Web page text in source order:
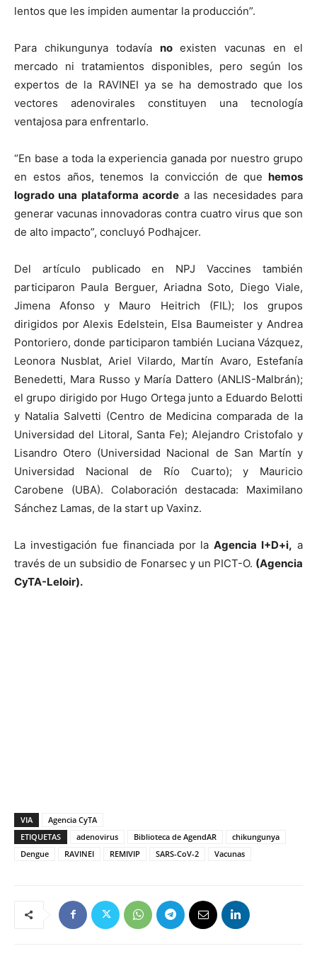
lentos que les impiden aumentar la producción”.
Para chikungunya todavía noexisten vacunas en el
mercado ni tratamientos disponibles, pero según los
expertos de la RAVINEI ya se ha demostrado que los
vectores adenovirales constituyen una tecnología
ventajosa para enfrentarlo.
“En base a toda la experiencia ganada por nuestro grupo
en estos años, tenemos la convicción de que hemos
logrado una plataforma acorde a las necesidades para
generar vacunas innovadoras contra cuatro virus que son
de alto impacto”, concluyó Podhajcer.
Del artículo publicado en NPJ Vaccines también
participaron Paula Berguer, Ariadna Soto, Diego Viale,
Jimena Afonso y Mauro Heitrich (FIL); los grupos
dirigidos por Alexis Edelstein, Elsa Baumeister y Andrea
Pontoriero, donde participaron también Luciana Vázquez,
Leonora Nusblat, Ariel Vilardo, Martín Avaro, Estefanía
Benedetti, Mara Russo y María Dattero (ANLIS-Malbrán);
el grupo dirigido por Hugo Ortega junto a Eduardo Belotti
y Natalia Salvetti (Centro de Medicina comparada de la
Universidad del Litoral, Santa Fe); Alejandro Cristofalo y
Lisandro Otero (Universidad Nacional de San Martín y
Universidad Nacional de Río Cuarto); y Mauricio
Carobene (UBA). Colaboración destacada: Maximilano
Sánchez Lamas, de la start up Vaxinz.
La investigación fue financiada por laAgencia I+D+i, a
través de un subsidio de Fonarsec y un PICT-O. (Agencia
CyTA-Leloir).
VIA
Agencia CyTA
ETIQUETAS
adenovirus Biblioteca de AgendAR
chikungunya
Dengue
RAVINEI REMIVIP SARS-CoV-2 Vacunas